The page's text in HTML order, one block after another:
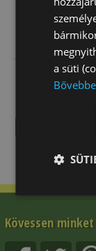
Díjlovas Wintec
Pro Széles Hát
429 000 Ft
Kövessen minket
a süti